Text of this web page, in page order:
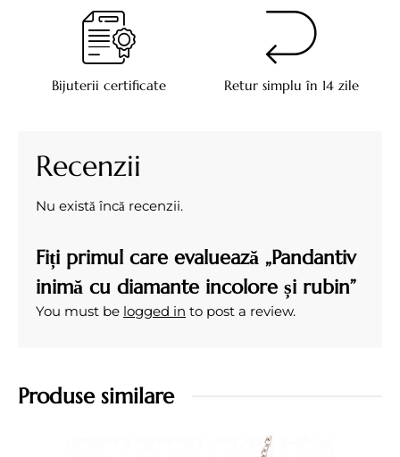
Bijuterii certificate Retur simplu în 14 zile
Recenzii
Nu există încă recenzii.
Fiți primul care evaluează „Pandantiv
inimă cu diamante incolore și rubin”
You must be logged in to post a review.
Produse similare